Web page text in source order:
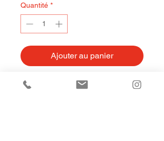
Quantité *
Ajouter au panier
Puzzle 500 pièces